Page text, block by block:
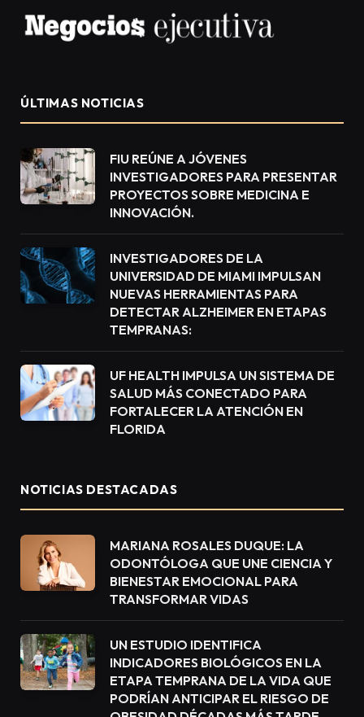
ÚLTIMAS NOTICIAS
FIU REÚNE A JÓVENES
INVESTIGADORES PARA PRESENTAR
PROYECTOS SOBRE MEDICINA E
INNOVACIÓN.
INVESTIGADORES DE LA
UNIVERSIDAD DE MIAMI IMPULSAN
NUEVAS HERRAMIENTAS PARA
DETECTAR ALZHEIMER EN ETAPAS
TEMPRANAS:
UF HEALTH IMPULSA UN SISTEMA DE
SALUD MÁS CONECTADO PARA
FORTALECER LA ATENCIÓN EN
FLORIDA
NOTICIAS DESTACADAS
MARIANA ROSALES DUQUE: LA
ODONTÓLOGA QUE UNE CIENCIA Y
BIENESTAR EMOCIONAL PARA
TRANSFORMAR VIDAS
UN ESTUDIO IDENTIFICA
INDICADORES BIOLÓGICOS EN LA
ETAPA TEMPRANA DE LA VIDA QUE
PODRÍAN ANTICIPAR EL RIESGO DE